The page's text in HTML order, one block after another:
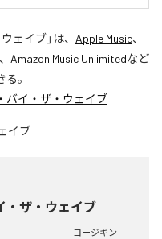
ェイブ」は、 Apple Music、
、 Amazon Music Unlimitedなど
。
バイ・ザ・ウェイブ
・ザ・ウェイブ
コージキン